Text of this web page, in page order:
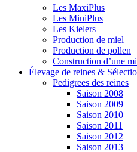
Les MaxiPlus
Les MiniPlus
Les Kielers
Production de miel
Production de pollen
Construction d’une
Élevage de reines &
Pedigrees des reines
Saison 2008
Saison 2009
Saison 2010
Saison 2011
Saison 2012
Saison 2013